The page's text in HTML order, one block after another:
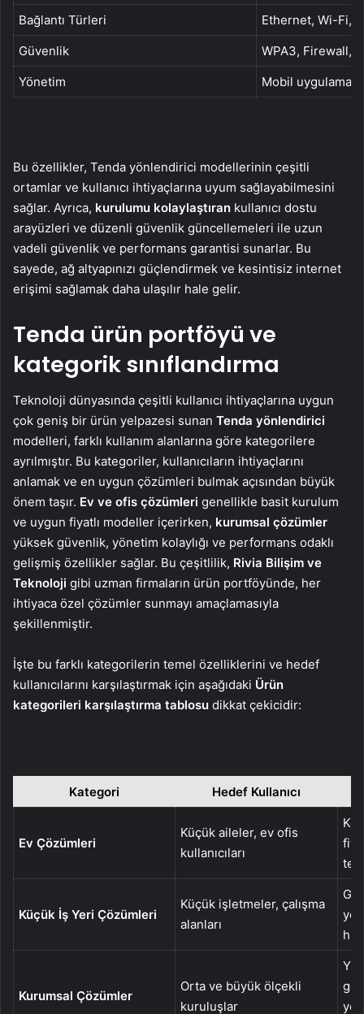
Bağlantı Türleri
Ethernet, Wi-Fi,
Güvenlik
WPA3, Firewall,
Yönetim
Mobil uygulama
Bu özellikler, Tenda yönlendirici modellerinin çeşitli
ortamlar ve kullanıcı ihtiyaçlarına uyum sağlayabilmesini
sağlar. Ayrıca, kurulumu kolaylaştıran kullanıcı dostu
arayüzleri ve düzenli güvenlik güncellemeleri ile uzun
vadeli güvenlik ve performans garantisi sunarlar. Bu
sayede, ağ altyapınızı güçlendirmek ve kesintisiz internet
erişimi sağlamak daha ulaşılır hale gelir.
Tenda ürün portföyü ve
kategorik sınıflandırma
Teknoloji dünyasında çeşitli kullanıcı ihtiyaçlarına uygun
çok geniş bir ürün yelpazesi sunan Tenda yönlendirici
modelleri, farklı kullanım alanlarına göre kategorilere
ayrılmıştır. Bu kategoriler, kullanıcıların ihtiyaçlarını
anlamak ve en uygun çözümleri bulmak açısından büyük
önem taşır. Ev ve ofis çözümleri genellikle basit kurulum
ve uygun fiyatlı modeller içerirken, kurumsal çözümler
yüksek güvenlik, yönetim kolaylığı ve performans odaklı
gelişmiş özellikler sağlar. Bu çeşitlilik, Rivia Bilişim ve
Teknoloji gibi uzman firmaların ürün portföyünde, her
ihtiyaca özel çözümler sunmayı amaçlamasıyla
şekillenmiştir.
İşte bu farklı kategorilerin temel özelliklerini ve hedef
kullanıcılarını karşılaştırmak için aşağıdaki Ürün
kategorileri karşılaştırma tablosu dikkat çekicidir:
Kategori Hedef Kullanıcı
Ev Çözümleri
Küçük aileler, ev ofis
kullanıcıları
Küçük İş Yeri Çözümleri
Küçük işletmeler, çalışma
alanları
Kurumsal Çözümler
Orta ve büyük ölçekli
kuruluşlar